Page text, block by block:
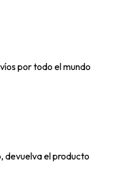
por todo el mundo
devuelva el producto